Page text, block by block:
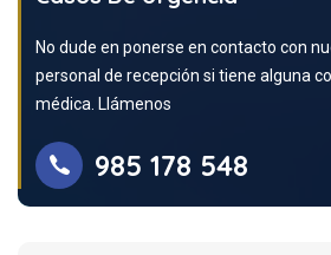
No dude en ponerse en contacto con
personal de recepción si tiene alguna
médica. Llámenos
985 178 548